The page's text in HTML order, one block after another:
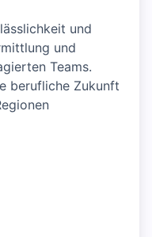
und
und
Teams.
berufliche Zukunft